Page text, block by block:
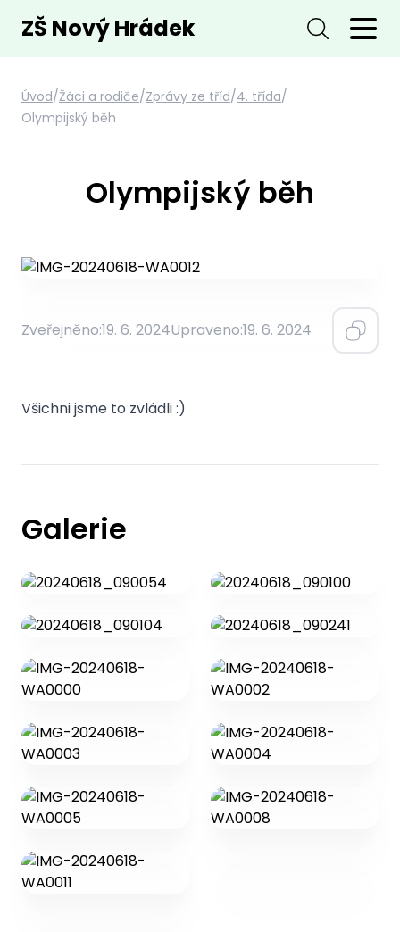
ZŠ Nový Hrádek
Úvod/Žáci a rodiče/Zprávy ze tříd/4. třída/
Olympijský běh
Olympijský běh
Zveřejněno:19. 6. 2024Upraveno:19. 6. 2024
Všichni jsme to zvládli :)
Galerie